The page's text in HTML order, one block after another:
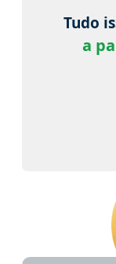
Tudo
a